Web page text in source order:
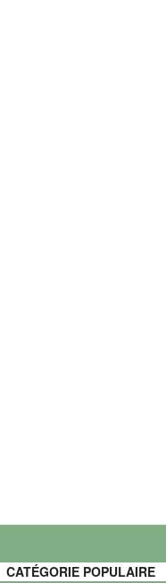
CATÉGORIE POPULAIRE